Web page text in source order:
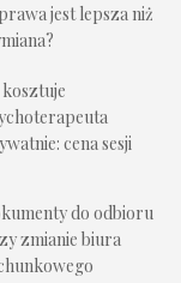
jest lepsza niż
cena sesji
do odbioru
zmianie biura